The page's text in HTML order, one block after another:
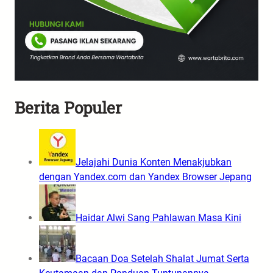
Berita Populer
Jelajahi Dunia Konten Menakjubkan
dengan Yandex.com dan Yandex Browser Jepang
Haidar Alwi Sang Pahlawan Masa Kini
Bacaan Doa Setelah Shalat Jumat Serta